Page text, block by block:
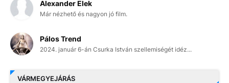
Alexander Elek
Már nézhető és nagyon jó film.
Pálos Trend
2024. január 6-án Csurka István szellemiségét idéz...
VÁRMEGYEJÁRÁS